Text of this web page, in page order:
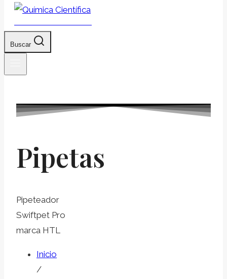
Buscar
Pipetas
Pipeteador
Swiftpet Pro
marca HTL
Inicio
/